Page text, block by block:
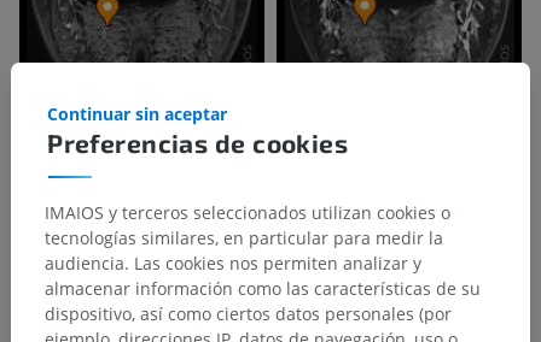
Preferencias de cookies
Continuar sin aceptar
IMAIOS y terceros seleccionados utilizan cookies o
tecnologías similares, en particular para medir la
audiencia. Las cookies nos permiten analizar y
almacenar información como las características de su
dispositivo, así como ciertos datos personales (por